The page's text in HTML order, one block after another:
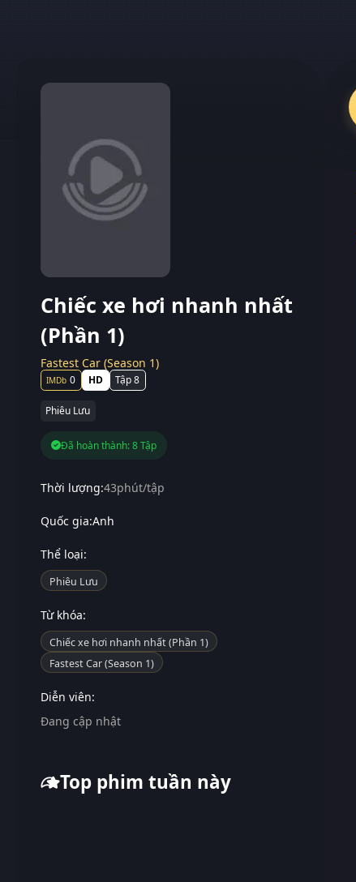
Chiếc xe hơi nhanh nhất
(Phần 1)
Fastest Car (Season 1)
0 HD Tập 8
Phiêu Lưu
Đã hoàn thành: 8 Tập
Thời lượng:43phút/tập
Quốc gia:Anh
Thể loại:
Phiêu Lưu
Từ khóa:
Chiếc xe hơi nhanh nhất (Phần 1)
Fastest Car (Season 1)
Diễn viên:
Đang cập nhật
Top phim tuần này